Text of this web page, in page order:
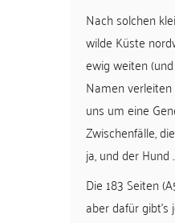
Nach solchen
wilde Küste
ewig weiten
Namen
uns um eine
Zwischenfälle,
ja, und der
Die 183 Seiten
aber dafür